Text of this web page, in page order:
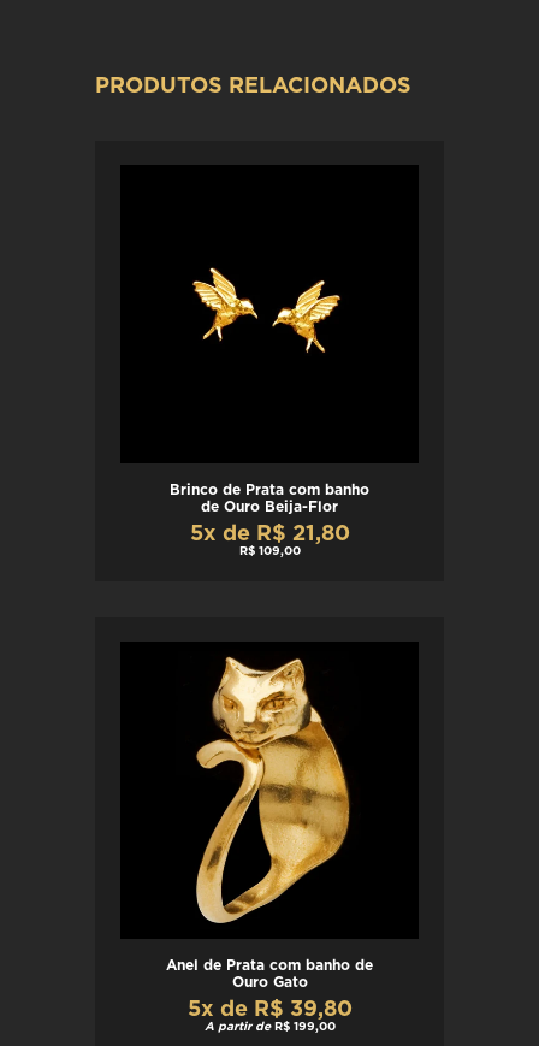
PRODUTOS RELACIONADOS
Brinco de Prata com banho
de Ouro Beija-Flor
5x de R$ 21,80
R$ 109,00
Anel de Prata com banho de
Ouro Gato
5x de R$ 39,80
A partir de R$ 199,00